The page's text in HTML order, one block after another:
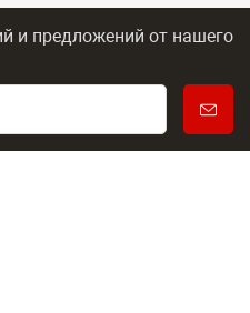
и предложений от нашего